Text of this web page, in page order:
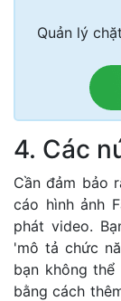
Quản lý
4. Các
Cần đảm bảo
cáo hình ảnh
phát video.
'mô tả chức
bạn không
bằng cách